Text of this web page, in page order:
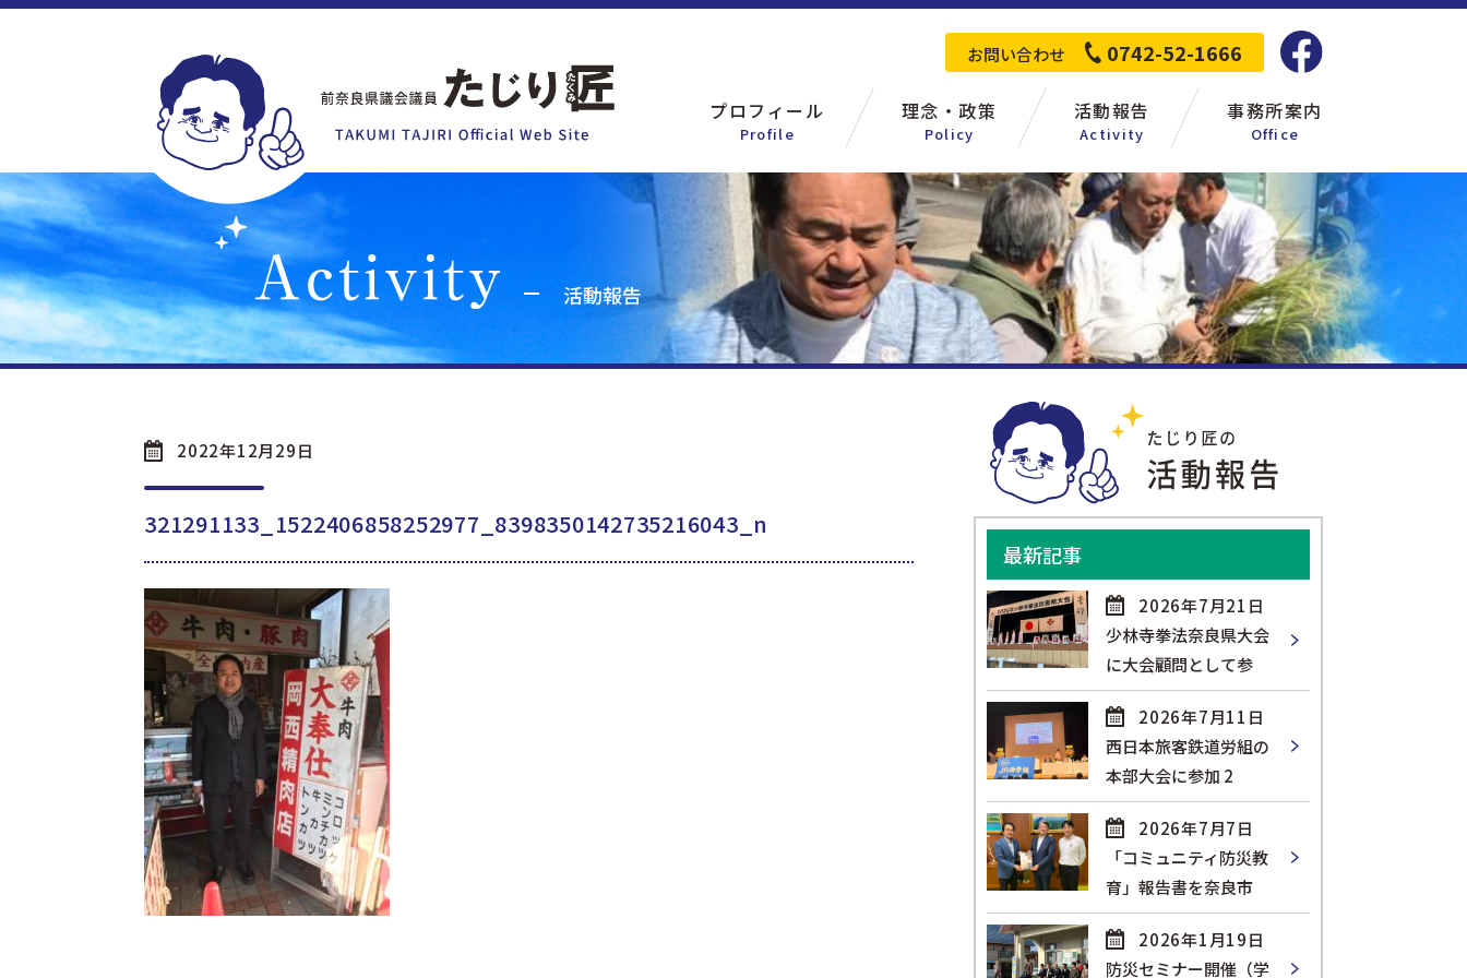
お問い合わせ 0742-52-1666
プロフィール
Profile
理念・政策
Policy
活動報告
Activity
事務所案内
Office
活動報告
2022年12月29日
321291133_1522406858252977_8398350142735216043_n
最新記事
2026年7月21日
少林寺拳法奈良県大会
に大会顧問として参
2026年7月11日
西日本旅客鉄道労組の
本部大会に参加 2
2026年7月7日
「コミュニティ防災教
育」報告書を奈良市
2026年1月19日
防災セミナー開催（学